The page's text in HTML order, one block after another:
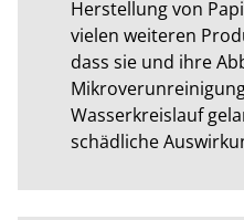
Herstellung von
vielen weiteren
dass sie und ihre
Wasserkreislauf
schädliche